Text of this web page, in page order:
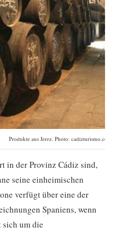
Produkte aus Jerez. Photo: cadizturismo.com
in der Provinz Cádiz sind,
seine einheimischen
verfügt über eine der
Spaniens, wenn
sich um die